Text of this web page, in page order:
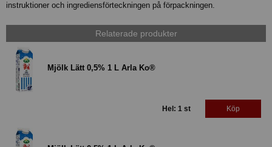
instruktioner och ingrediensförteckningen på förpackningen.
Relaterade produkter
Mjölk Lätt 0,5% 1 L Arla Ko®
Hel: 1 st Köp